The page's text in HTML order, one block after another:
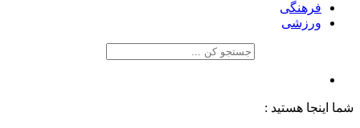
فرهنگی
ورزشی
شما اینجا هستید :